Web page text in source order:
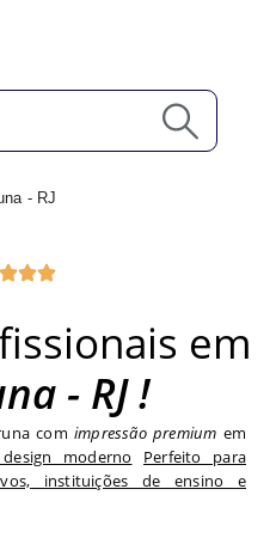
- RJ
em
- RJ !
com impressão premium em
moderno
Perfeito para
instituições de ensino e